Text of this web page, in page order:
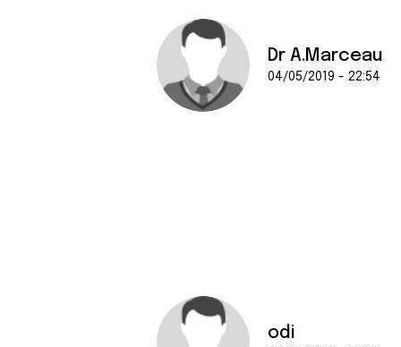
Dr A.Marceau
04/05/2019 - 22:54
odi